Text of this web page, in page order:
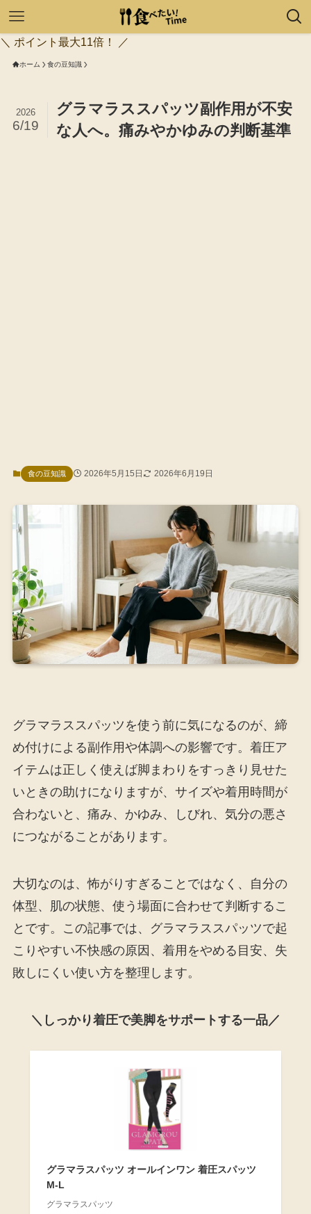
＼ ポイント最大11倍！ ／
ホーム 食の豆知識
グラマラススパッツ副作用が不安
な人へ。痛みやかゆみの判断基準
2026
6/19
食の豆知識 2026年5月15日 2026年6月19日
グラマラススパッツを使う前に気になるのが、締
め付けによる副作用や体調への影響です。着圧ア
イテムは正しく使えば脚まわりをすっきり見せた
いときの助けになりますが、サイズや着用時間が
合わないと、痛み、かゆみ、しびれ、気分の悪さ
につながることがあります。
大切なのは、怖がりすぎることではなく、自分の
体型、肌の状態、使う場面に合わせて判断するこ
とです。この記事では、グラマラススパッツで起
こりやすい不快感の原因、着用をやめる目安、失
敗しにくい使い方を整理します。
＼しっかり着圧で美脚をサポートする一品／
グラマラスパッツ オールインワン 着圧スパッツ
M-L
グラマラスパッツ